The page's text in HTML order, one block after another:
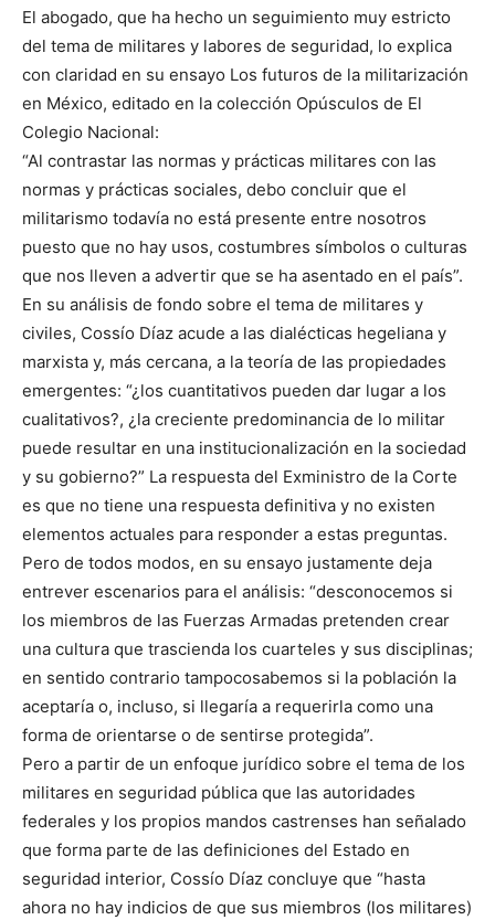
El abogado, que ha hecho un seguimiento muy estricto
del tema de militares y labores de seguridad, lo explica
con claridad en su ensayo Los futuros de la militarización
en México, editado en la colección Opúsculos de El
Colegio Nacional:
“Al contrastar las normas y prácticas militares con las
normas y prácticas sociales, debo concluir que el
militarismo todavía no está presente entre nosotros
puesto que no hay usos, costumbres símbolos o culturas
que nos lleven a advertir que se ha asentado en el país”.
En su análisis de fondo sobre el tema de militares y
civiles, Cossío Díaz acude a las dialécticas hegeliana y
marxista y, más cercana, a la teoría de las propiedades
emergentes: “¿los cuantitativos pueden dar lugar a los
cualitativos?, ¿la creciente predominancia de lo militar
puede resultar en una institucionalización en la sociedad
y su gobierno?” La respuesta del Exministro de la Corte
es que no tiene una respuesta definitiva y no existen
elementos actuales para responder a estas preguntas.
Pero de todos modos, en su ensayo justamente deja
entrever escenarios para el análisis: “desconocemos si
los miembros de las Fuerzas Armadas pretenden crear
una cultura que trascienda los cuarteles y sus disciplinas;
en sentido contrario tampocosabemos si la población la
aceptaría o, incluso, si llegaría a requerirla como una
forma de orientarse o de sentirse protegida”.
Pero a partir de un enfoque jurídico sobre el tema de los
militares en seguridad pública que las autoridades
federales y los propios mandos castrenses han señalado
que forma parte de las definiciones del Estado en
seguridad interior, Cossío Díaz concluye que “hasta
ahora no hay indicios de que sus miembros (los militares)